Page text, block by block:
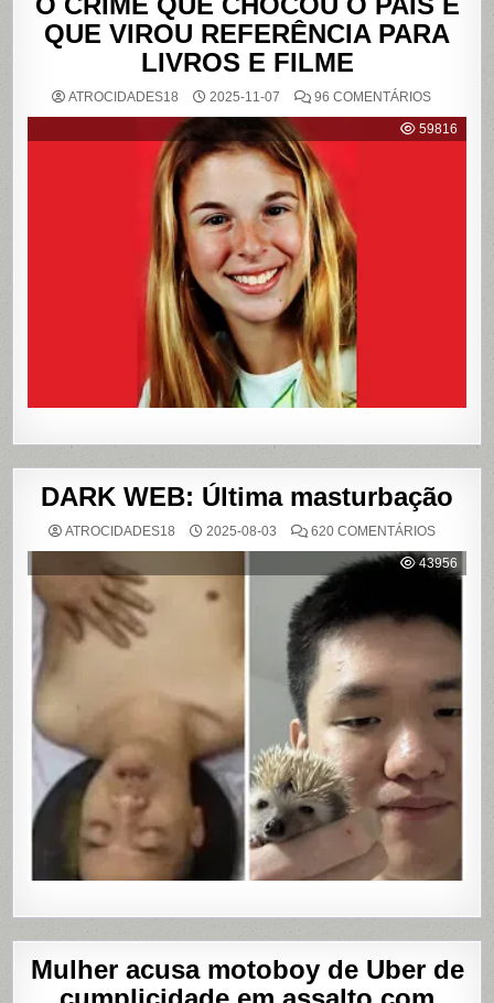
QUE VIROU REFERÊNCIA PARA
LIVROS E FILME
ATROCIDADES18 2025-11-07 96 COMENTÁRIOSEM
59816
DARK WEB: Última masturbação
ATROCIDADES18 2025-08-03 620 COMENTÁRIOSEM
WEB:
ÚLTIMA
43956
Mulher acusa motoboy de Uber de